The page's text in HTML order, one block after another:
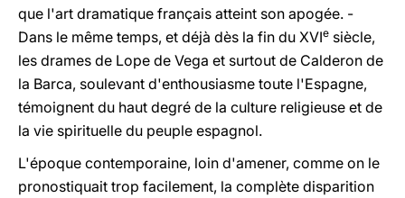
que l'art dramatique français atteint son apogée. -
Dans le même temps, et déjà dès la fin du XVIe siècle,
les drames de Lope de Vega et surtout de Calderon de
la Barca, soulevant d'enthousiasme toute l'Espagne,
témoignent du haut degré de la culture religieuse et de
la vie spirituelle du peuple espagnol.
L'époque contemporaine, loin d'amener, comme on le
pronostiquait trop facilement, la complète disparition